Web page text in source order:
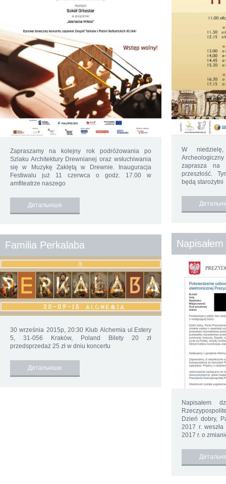
Zapraszamy na kolejny rok podróżowania po
Szlaku Architektury Drewnianej oraz wsłuchiwania
się w Muzykę Zaklętą w Drewnie. Inauguracja
Festiwalu już 11 czerwca o godz. 17.00 w
amfiteatrze naszego
Детальніше
W
Archeologiczny
zaprasza na
przeszłość.
będą starożytni
Napisałem
Dzień dobry,
2017 r.
2017 r. o
Familia Perkalaba
30 września 2015р, 20:30 Klub Alchemia ul.Estery
5, 31-056 Kraków, Poland Bilety 20 zł
przedsprzedaż 25 zł w dniu koncertu
Детальніше